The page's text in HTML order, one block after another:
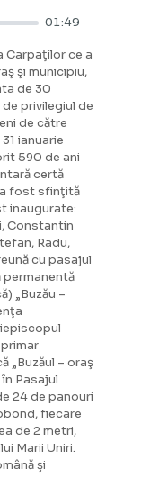
01:49
Carpaţilor ce a
şi municipiu,
de 30
de privilegiul de
de către
ianuarie
590 de ani
certă
a fost sfinţită
inaugurate:
Constantin
Radu,
cu pasajul
permanentă
„Buzău –
„Buzăul – oraş
Pasajul
24 de panouri
fiecare
de 2 metri,
Marii Uniri.
şi